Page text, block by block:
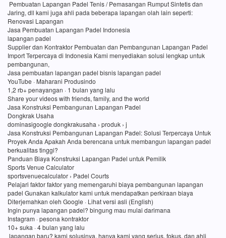
Pembuatan Lapangan Padel Tenis / Pemasangan Rumput Sintetis dan
Jaring, dll kami juga ahli pada beberapa lapangan olah lain seperti:
Renovasi Lapangan
Jasa Pembuatan Lapangan Padel Indonesia
lapangan padel
Supplier dan Kontraktor Pembuatan dan Pembangunan Lapangan Padel
Import Terpercaya di Indonesia Kami menyediakan solusi lengkap untuk
pembangunan,
Jasa pembuatan lapangan padel bisnis lapangan padel
YouTube · Maharani Produsindo
1,2 rb+ penayangan · 1 bulan yang lalu
Share your videos with friends, family, and the world
Jasa Konstruksi Pembangunan Lapangan Padel
Dongkrak Usaha
dominasigoogle dongkrakusaha › produk › j
Jasa Konstruksi Pembangunan Lapangan Padel: Solusi Terpercaya Untuk
Proyek Anda Apakah Anda berencana untuk membangun lapangan padel
berkualitas tinggi?
Panduan Biaya Konstruksi Lapangan Padel untuk Pemilik
Sports Venue Calculator
sportsvenuecalculator › Padel Courts
Pelajari faktor faktor yang memengaruhi biaya pembangunan lapangan
padel Gunakan kalkulator kami untuk mendapatkan perkiraan biaya
Diterjemahkan oleh Google · Lihat versi asli (English)
Ingin punya lapangan padel? bingung mau mulai darimana
Instagram · pesona kontraktor
10+ suka · 4 bulan yang lalu
lapangan baru? kami solusinya, hanya kami yang serius, fokus, dan ahli